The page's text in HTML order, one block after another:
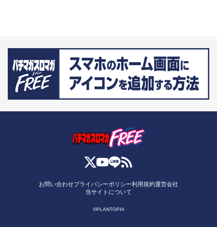
お問い合わせプライバシーポリシー利用規約運営会社
当サイトについて
©PLANTOPIA